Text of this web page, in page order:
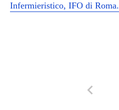
Infermieristico, IFO di Roma.